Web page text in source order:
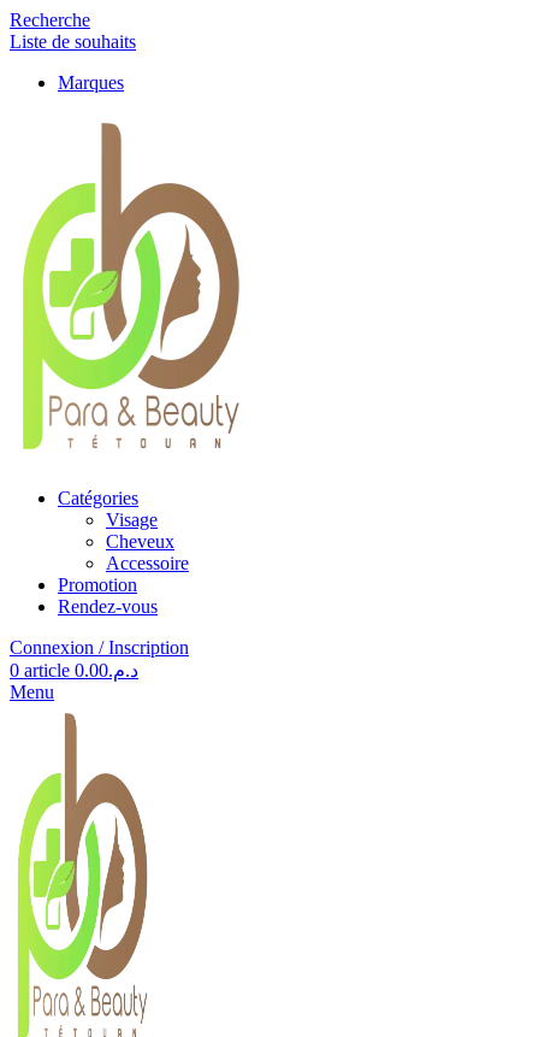
Recherche
Liste de souhaits
Marques
Catégories
Visage
Cheveux
Accessoire
Promotion
Rendez-vous
Connexion / Inscription
0 article د.م.0.00
Menu